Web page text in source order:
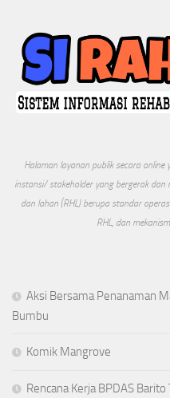
Halaman layanan publik secara
instansi/ stakeholder yang bergerak
dan lahan (RHL) berupa standar
RHL, dan
Aksi Bersama Penanaman
Bumbu
Komik Mangrove
Rencana Kerja BPDAS